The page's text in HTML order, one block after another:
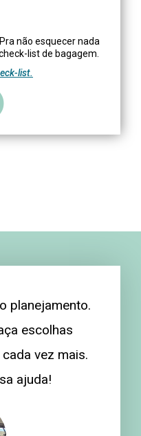
não esquecer nada
list de bagagem.
list.
planejamento.
escolhas
vez mais.
ajuda!